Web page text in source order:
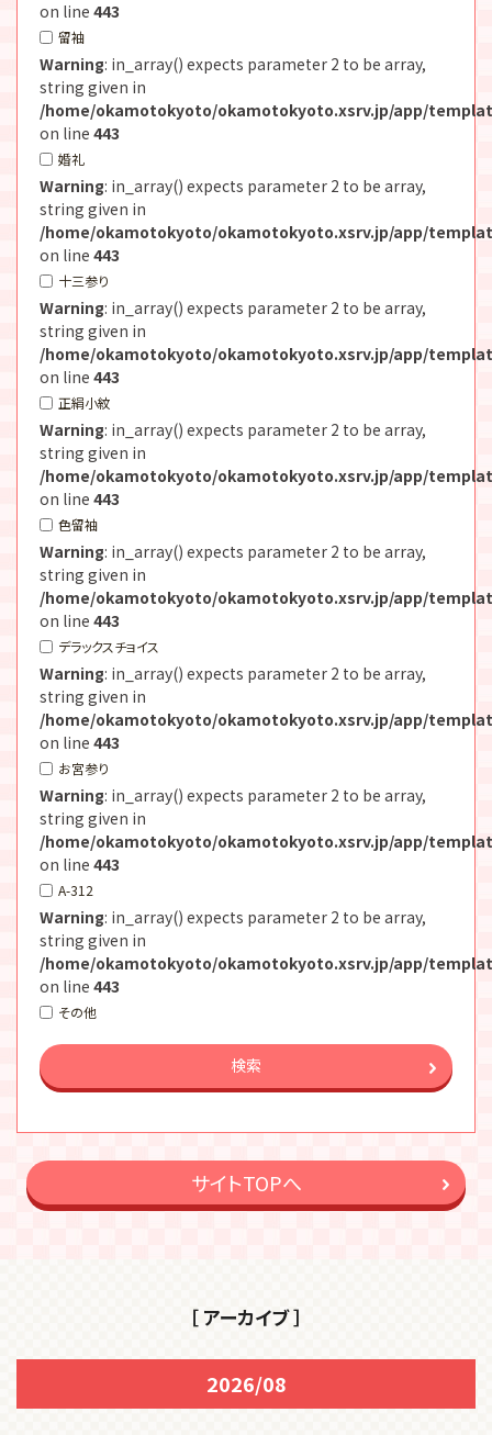
on line 443
留袖
Warning: in_array() expects parameter 2 to be array,
string given in
/home/okamotokyoto/okamotokyoto.xsrv.jp/app/
on line 443
婚礼
Warning: in_array() expects parameter 2 to be array,
string given in
/home/okamotokyoto/okamotokyoto.xsrv.jp/app/
on line 443
十三参り
Warning: in_array() expects parameter 2 to be array,
string given in
/home/okamotokyoto/okamotokyoto.xsrv.jp/app/
on line 443
正絹小紋
Warning: in_array() expects parameter 2 to be array,
string given in
/home/okamotokyoto/okamotokyoto.xsrv.jp/app/
on line 443
色留袖
Warning: in_array() expects parameter 2 to be array,
string given in
/home/okamotokyoto/okamotokyoto.xsrv.jp/app/
on line 443
デラックスチョイス
Warning: in_array() expects parameter 2 to be array,
string given in
/home/okamotokyoto/okamotokyoto.xsrv.jp/app/
on line 443
お宮参り
Warning: in_array() expects parameter 2 to be array,
string given in
/home/okamotokyoto/okamotokyoto.xsrv.jp/app/
on line 443
A-312
Warning: in_array() expects parameter 2 to be array,
string given in
/home/okamotokyoto/okamotokyoto.xsrv.jp/app/
on line 443
その他
検索
サイトTOPへ
［ アーカイブ ］
2026/08